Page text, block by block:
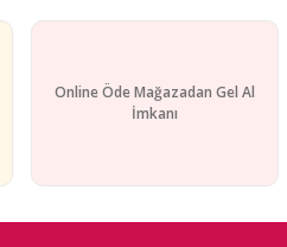
Online Öde Mağazadan Gel Al
İmkanı